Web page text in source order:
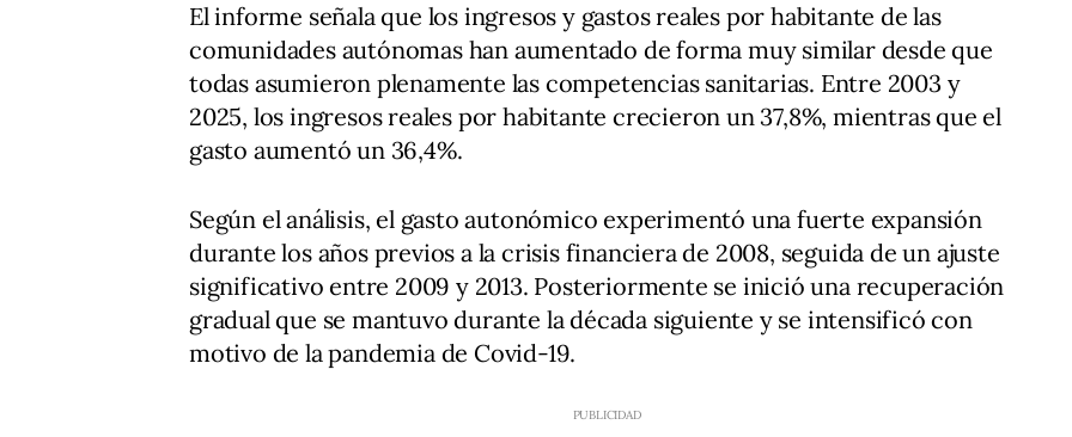
El informe señala que los ingresos y gastos reales por habitante de las
comunidades autónomas han aumentado de forma muy similar desde que
todas asumieron plenamente las competencias sanitarias. Entre 2003 y
2025, los ingresos reales por habitante crecieron un 37,8%, mientras que el
gasto aumentó un 36,4%.
Según el análisis, el gasto autonómico experimentó una fuerte expansión
durante los años previos a la crisis financiera de 2008, seguida de un ajuste
significativo entre 2009 y 2013. Posteriormente se inició una recuperación
gradual que se mantuvo durante la década siguiente y se intensificó con
motivo de la pandemia de Covid-19.